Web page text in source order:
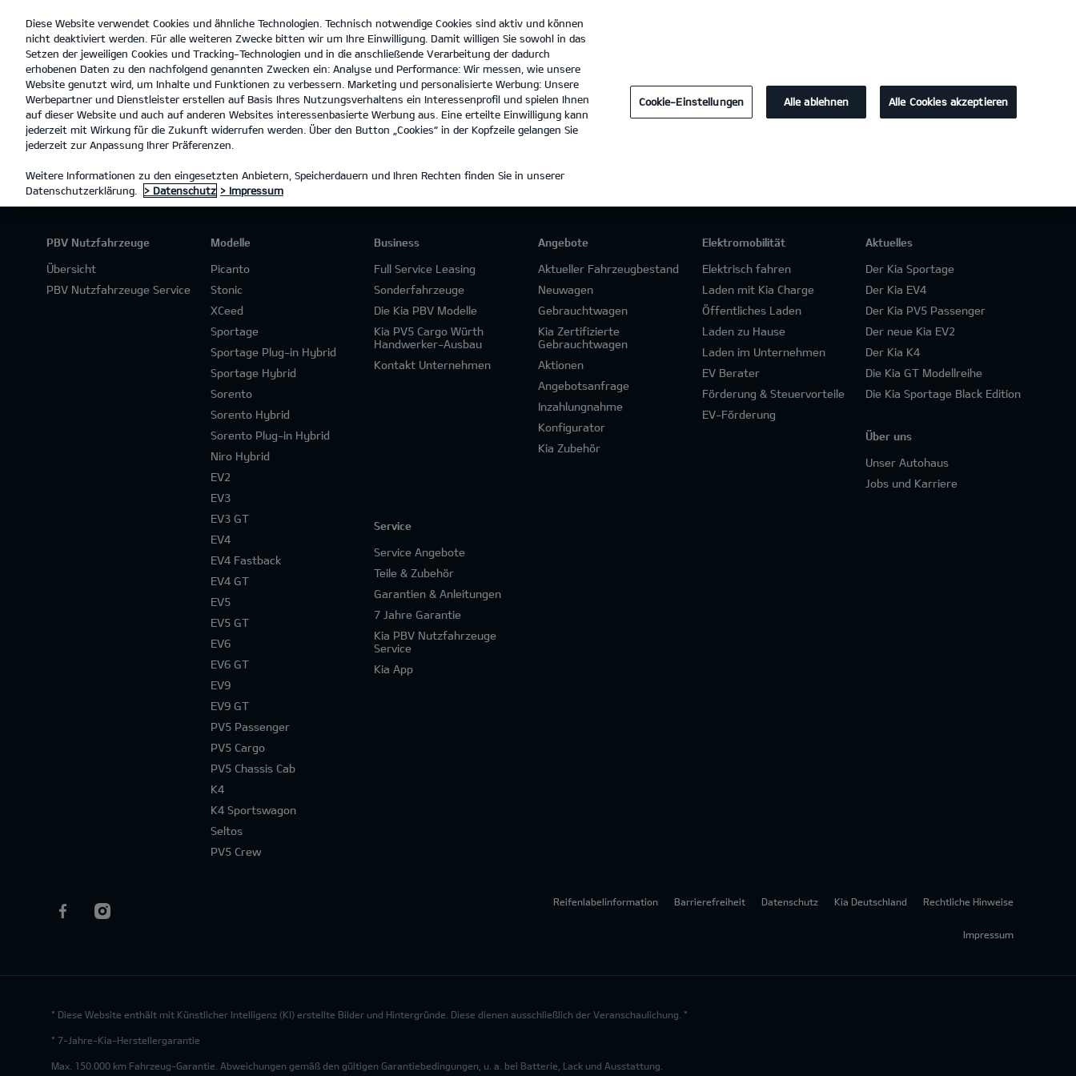
open
menu
Autohaus Krack GmbH Tel. :0551 - 5031170
ANGEBOTSANFRAGE
PBV Nutzfahrzeuge
Übersicht
PBV Nutzfahrzeuge Service
Modelle
Picanto
Stonic
XCeed
Sportage
Sportage Plug-in Hybrid
Sportage Hybrid
Sorento
Sorento Hybrid
Sorento Plug-in Hybrid
Niro Hybrid
EV2
EV3
EV3 GT
EV4
EV4 Fastback
EV4 GT
EV5
EV5 GT
EV6
EV6 GT
EV9
EV9 GT
PV5 Passenger
PV5 Cargo
PV5 Chassis Cab
K4
K4 Sportswagon
Seltos
PV5 Crew
Business
Full Service Leasing
Sonderfahrzeuge
Die Kia PBV Modelle
Kia PV5 Cargo Würth
Handwerker-Ausbau
Kontakt Unternehmen
Angebote
Aktueller Fahrzeugbestand
Neuwagen
Gebrauchtwagen
Kia Zertifizierte
Gebrauchtwagen
Aktionen
Angebotsanfrage
Inzahlungnahme
Konfigurator
Kia Zubehör
Elektromobilität
Elektrisch fahren
Laden mit Kia Charge
Öffentliches Laden
Laden zu Hause
Laden im Unternehmen
EV Berater
Förderung & Steuervorteile
EV-Förderung
Aktuelles
Der Kia Sportage
Der Kia EV4
Der Kia PV5 Passenger
Der neue Kia EV2
Der Kia K4
Die Kia GT Modellreihe
Die Kia Sportage Black Edition
Über uns
Unser Autohaus
Jobs und Karriere
Service
Service Angebote
Teile & Zubehör
Garantien & Anleitungen
7 Jahre Garantie
Kia PBV Nutzfahrzeuge
Service
Kia App
Reifenlabelinformation Barrierefreiheit Datenschutz Kia Deutschland Rechtliche Hinweise
Impressum
* Diese Website enthält mit Künstlicher Intelligenz (KI) erstellte Bilder und Hintergründe. Diese dienen ausschließlich der Veranschaulichung. *
* 7-Jahre-Kia-Herstellergarantie
Max. 150.000 km Fahrzeug-Garantie. Abweichungen gemäß den gültigen Garantiebedingungen, u. a. bei Batterie, Lack und Ausstattung.
Diese Website verwendet Cookies und ähnliche Technologien. Technisch notwendige Cookies sind aktiv und können
nicht deaktiviert werden. Für alle weiteren Zwecke bitten wir um Ihre Einwilligung. Damit willigen Sie sowohl in das
Setzen der jeweiligen Cookies und Tracking-Technologien und in die anschließende Verarbeitung der dadurch
erhobenen Daten zu den nachfolgend genannten Zwecken ein: Analyse und Performance: Wir messen, wie unsere
Website genutzt wird, um Inhalte und Funktionen zu verbessern. Marketing und personalisierte Werbung: Unsere
Werbepartner und Dienstleister erstellen auf Basis Ihres Nutzungsverhaltens ein Interessenprofil und spielen Ihnen
auf dieser Website und auch auf anderen Websites interessenbasierte Werbung aus. Eine erteilte Einwilligung kann
jederzeit mit Wirkung für die Zukunft widerrufen werden. Über den Button „Cookies“ in der Kopfzeile gelangen Sie
jederzeit zur Anpassung Ihrer Präferenzen.
Weitere Informationen zu den eingesetzten Anbietern, Speicherdauern und Ihren Rechten finden Sie in unserer
Datenschutzerklärung.
> Datenschutz > Impressum
Cookie-Einstellungen Alle ablehnen Alle Cookies akzeptieren